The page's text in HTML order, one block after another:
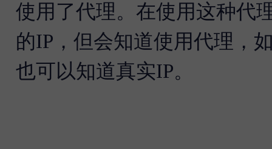
使用了代理。在使用这种代
的IP，但会知道使用代理，
也可以知道真实IP。